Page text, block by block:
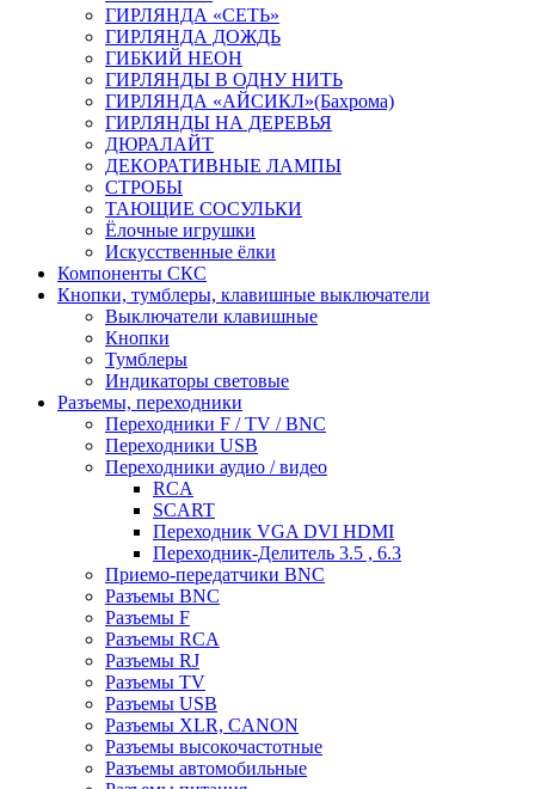
ГИРЛЯНДА «СЕТЬ»
ГИРЛЯНДА ДОЖДЬ
ГИБКИЙ НЕОН
ГИРЛЯНДЫ В ОДНУ НИТЬ
ГИРЛЯНДА «АЙСИКЛ»(Бахрома)
ГИРЛЯНДЫ НА ДЕРЕВЬЯ
ДЮРАЛАЙТ
ДЕКОРАТИВНЫЕ ЛАМПЫ
СТРОБЫ
ТАЮЩИЕ СОСУЛЬКИ
Ёлочные игрушки
Искусственные ёлки
Компоненты СКС
Кнопки, тумблеры, клавишные выключатели
Выключатели клавишные
Кнопки
Тумблеры
Индикаторы световые
Разъемы, переходники
Переходники F / TV / BNC
Переходники USB
Переходники аудио / видео
RCA
SCART
Переходник VGA DVI HDMI
Переходник-Делитель 3.5 , 6.3
Приемо-передатчики BNC
Разъемы BNC
Разъемы F
Разъемы RCA
Разъемы RJ
Разъемы TV
Разъемы USB
Разъемы XLR, CANON
Разъемы высокочастотные
Разъемы автомобильные